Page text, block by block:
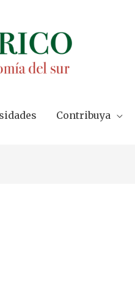
Contribuya